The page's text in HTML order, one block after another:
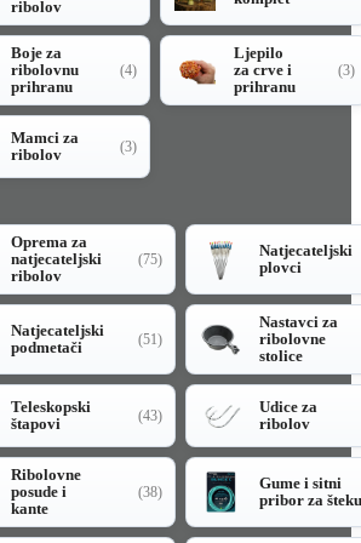
ribolov
Boje za
ribolovnu
prihranu
(4)
Ljepilo
za crve i
prihranu
(3)
Mamci za
ribolov
(3)
Oprema za
natjecateljski
ribolov
(75)
Natjecateljski
plovci
Natjecateljski
podmetači
(51)
Nastavci za
ribolovne
stolice
Teleskopski
štapovi
(43)
Udice za
ribolov
Ribolovne
posude i
kante
(38)
Gume i sitni
pribor za šteku